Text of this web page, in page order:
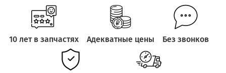
10 лет в запчастях Адекватные цены Без звонков